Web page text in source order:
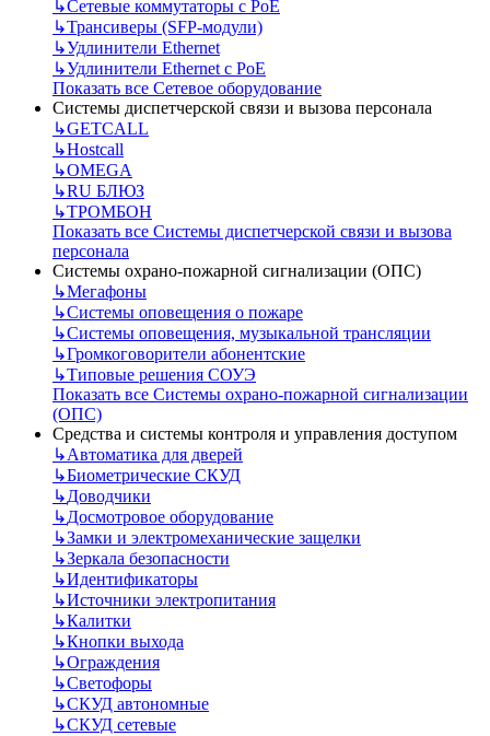
↳Сетевые коммутаторы с РоЕ
↳Трансиверы (SFP-модули)
↳Удлинители Ethernet
↳Удлинители Ethernet с PoE
Показать все Сетевое оборудование
Системы диспетчерской связи и вызова персонала
↳GETCALL
↳Hostcall
↳OMEGA
↳RU БЛЮЗ
↳ТРОМБОН
Показать все Системы диспетчерской связи и вызова
персонала
Системы охрано-пожарной сигнализации (ОПС)
↳Мегафоны
↳Системы оповещения о пожаре
↳Системы оповещения, музыкальной трансляции
↳Громкоговорители абонентские
↳Типовые решения СОУЭ
Показать все Системы охрано-пожарной сигнализации
(ОПС)
Средства и системы контроля и управления доступом
↳Автоматика для дверей
↳Биометрические СКУД
↳Доводчики
↳Досмотровое оборудование
↳Замки и электромеханические защелки
↳Зеркала безопасности
↳Идентификаторы
↳Источники электропитания
↳Калитки
↳Кнопки выхода
↳Ограждения
↳Светофоры
↳СКУД автономные
↳СКУД сетевые